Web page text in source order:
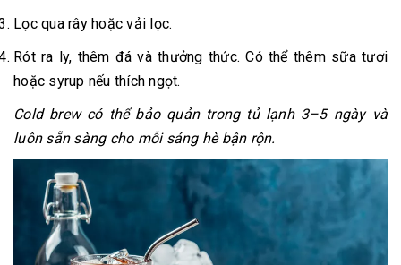
Lọc qua rây hoặc vải lọc.
Rót ra ly, thêm đá và thưởng thức. Có thể thêm sữa tươi
hoặc syrup nếu thích ngọt.
Cold brew có thể bảo quản trong tủ lạnh 3–5 ngày và
luôn sẵn sàng cho mỗi sáng hè bận rộn.